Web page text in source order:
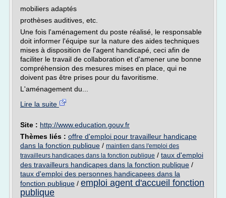
mobiliers adaptés
prothèses auditives, etc.
Une fois l'aménagement du poste réalisé, le responsable
doit informer l'équipe sur la nature des aides techniques
mises à disposition de l'agent handicapé, ceci afin de
faciliter le travail de collaboration et d'amener une bonne
compréhension des mesures mises en place, qui ne
doivent pas être prises pour du favoritisme.
L'aménagement du...
Lire la suite
Site : http://www.education.gouv.fr
Thèmes liés : offre d'emploi pour travailleur handicape
dans la fonction publique / maintien dans l'emploi des
travailleurs handicapes dans la fonction publique / taux d'emploi
des travailleurs handicapes dans la fonction publique /
taux d'emploi des personnes handicapees dans la
fonction publique / emploi agent d'accueil fonction
publique